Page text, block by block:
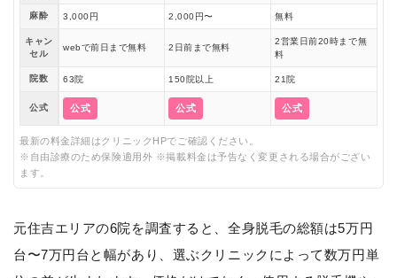
麻酔 3,000円 2,000円〜 無料
キャン
セル
webで前日まで無料 2日前まで無料
2営業日前20時まで無
料
院数 63院 150院以上 21院
公式 公式 公式 公式
最新の料金詳細はクリニックHPでご確認ください。
※自由診療のため保険適用外 ※掲載料金は予告なく変更される場合がござい
ます。
元住吉エリアの6院を調査すると、全身脱毛の総額は5万円
台〜7万円台と幅があり、選ぶクリニックによって数万円単